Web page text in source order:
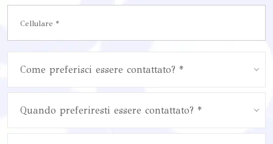
Come preferisci essere contattato? *
Quando preferiresti essere contattato? *